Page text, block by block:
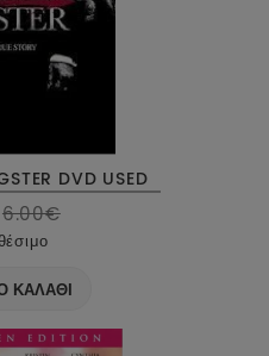
DVD USED
6.00€
ΚΑΛΑΘΙ